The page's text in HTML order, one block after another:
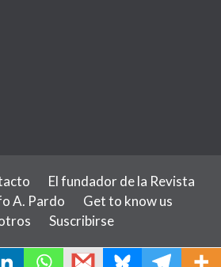
El fundador de la Revista
A. Pardo
Get to know us
Suscribirse